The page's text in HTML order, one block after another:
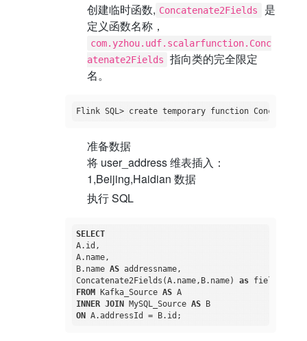
创建临时函数, Concatenate2Fields
是
定义函数名称，
com.yzhou.udf.scalarfunction.Conc
atenate2Fields
指向类的完全限定
名。
准备数据
将 user_address 维表插入：
1,Beijing,Haidian 数据
执行 SQL
SELECT
A.id,
A.name,
B.name AS addressname,
Concatenate2Fields(A.name,B.name) as
FROM Kafka_Source AS
A
INNER JOIN MySQL_Source AS
ON